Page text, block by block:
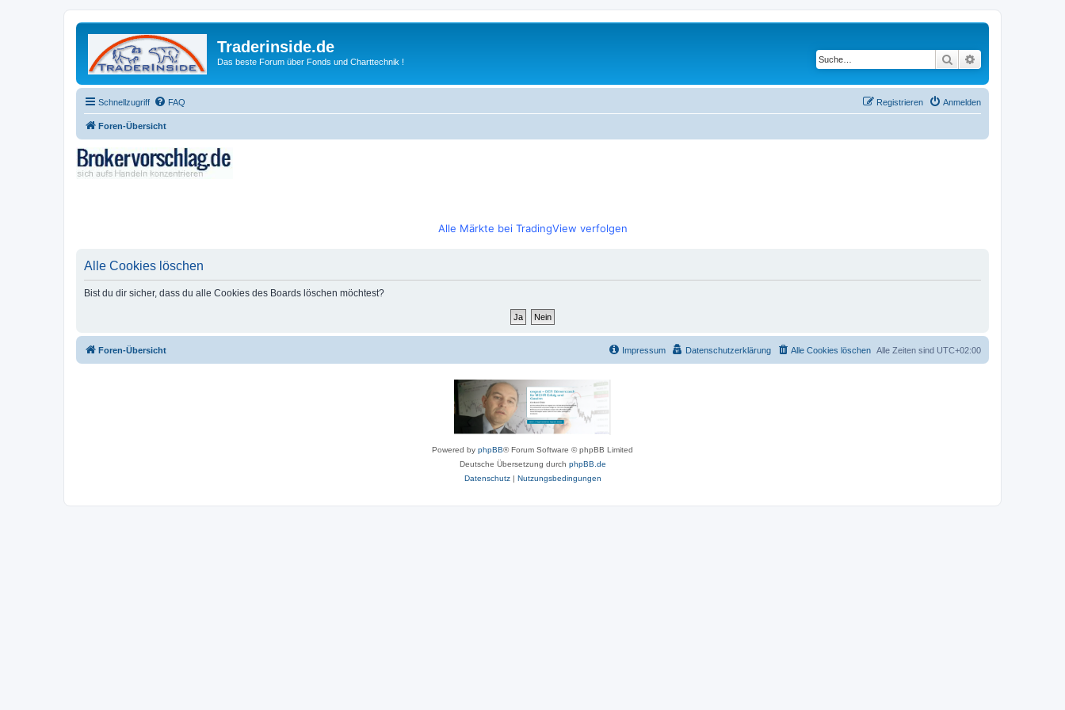
Traderinside.de
Das beste Forum über Fonds und Charttechnik ! Suche
Schnellzugriff FAQ Anmelden
Registrieren
Foren-Übersicht
Alle Märkte bei TradingView verfolgen
Alle Cookies löschen
Bist du dir sicher, dass du alle Cookies des Boards löschen möchtest?
Foren-Übersicht Alle Zeiten sind UTC+02:00
Alle Cookies löschen
Datenschutzerklärung
Impressum
Powered by phpBB® Forum Software © phpBB Limited
Deutsche Übersetzung durch phpBB.de
Datenschutz| Nutzungsbedingungen